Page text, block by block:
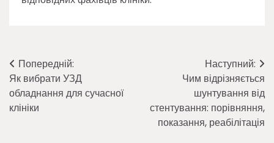
Навігація
записів
Попередній:
Як вибрати УЗД
обладнання для сучасної
клініки
Наступний:
Чим відрізняється
шунтування від
стентування: порівняння,
показання, реабілітація